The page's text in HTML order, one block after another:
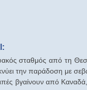
σταθμός από τη
την παράδοση με
βγαίνουν από Καναδά,